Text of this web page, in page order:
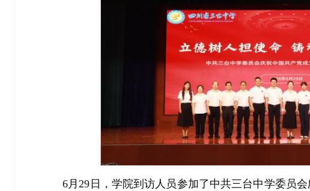
6月29日，学院到访人员参加了中共三台中学委员